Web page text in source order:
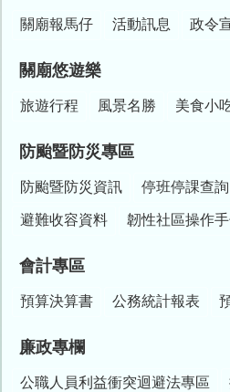
關廟報馬仔 活動訊息 政令
關廟悠遊樂
旅遊行程 風景名勝 美食小
防颱暨防災專區
防颱暨防災資訊 停班停課查詢
避難收容資料 韌性社區操作
會計專區
預算決算書 公務統計報表
廉政專欄
公職人員利益衝突迴避法專區